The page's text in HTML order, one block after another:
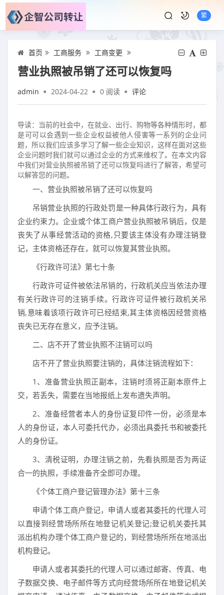
繁
首页 工商服务 工商变更
营业执照被吊销了还可以恢复吗
admin 2024-04-22 0 阅读 评论
导读：当前的社会中，在就业、出行、购物等各种情形时，都
是可可以会遇到一些企业权益被他人侵害等一系列的企业问
题，所以我们应该多学习了解一些企业知识，这样在面对这些
企业问题时我们就可以通过企业的方式来维权了。在本文内容
中我们对营业执照被吊销了还可以恢复吗进行了解答，希望可
以解答您的问题。
一、营业执照被吊销了还可以恢复吗
吊销营业执照的行政处罚是一种具体行政行为，具有
企业约束力。企业或个体工商户营业执照被吊销后，仅是
丧失了从事经营活动的资格,只要该主体没有办理注销登
记，主体资格还存在，就可以恢复其营业执照。
《行政许可法》第七十条
行政许可证件被依法吊销的，行政机关应当依法办理
有关行政许可的注销手续。行政许可证件被行政机关吊
销,意味着该项行政许可已经结束,其主体资格因经营资格
丧失已无存在意义，应予注销。
二、店不开了营业执照不注销可以吗
店不开了营业执照要注销的，具体注销流程如下：
1、准备营业执照正副本，注销时须将正副本原件上
交，若丢失，需要在当地报纸上发布遗失声明。
2、准备经营者本人的身份证复印件一份，必须是本
人的身份证，本人可委托代办，必须出具委托书和被委托
人的身份证。
3、清税证明，办理注销之前，先看执照是否为两证
合一的执照，手续准备齐全即可办理。
《个体工商户登记管理办法》第十三条
申请个体工商户登记，申请人或者其委托的代理人可
以直接到经营场所所在地登记机关登记;登记机关委托其
派出机构办理个体工商户登记的，到经营场所所在地派出
机构登记。
申请人或者其委托的代理人可以通过邮寄、传真、电
子数据交换、电子邮件等方式向经营场所所在地登记机关